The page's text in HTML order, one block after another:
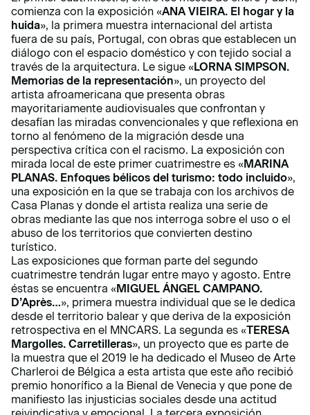
comienza con la exposición «ANA VIEIRA. El hogar y la
huida», la primera muestra internacional del artista
fuera de su país, Portugal, con obras que establecen un
diálogo con el espacio doméstico y con tejido social a
través de la arquitectura. Le sigue «LORNA SIMPSON.
Memorias de la representación», un proyecto del
artista afroamericana que presenta obras
mayoritariamente audiovisuales que confrontan y
desafían las miradas convencionales y que reflexiona en
torno al fenómeno de la migración desde una
perspectiva crítica con el racismo. La exposición con
mirada local de este primer cuatrimestre es «MARINA
PLANAS. Enfoques bélicos del turismo: todo incluido»,
una exposición en la que se trabaja con los archivos de
Casa Planas y donde el artista realiza una serie de
obras mediante las que nos interroga sobre el uso o el
abuso de los territorios que convierten destino
turístico.
Las exposiciones que forman parte del segundo
cuatrimestre tendrán lugar entre mayo y agosto. Entre
éstas se encuentra «MIGUEL ÁNGEL CAMPANO.
D’Après…», primera muestra individual que se le dedica
desde el territorio balear y que deriva de la exposición
retrospectiva en el MNCARS. La segunda es «TERESA
Margolles. Carretilleras», un proyecto que es parte de
la muestra que el 2019 le ha dedicado el Museo de Arte
Charleroi de Bélgica a esta artista que este año recibió
premio honorífico a la Bienal de Venecia y que pone de
manifiesto las injusticias sociales desde una actitud